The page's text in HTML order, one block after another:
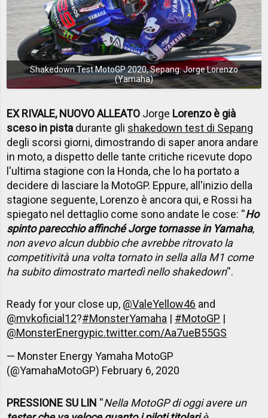
Shakedown Test MotoGP 2020, Sepang: Jorge Lorenzo
(Yamaha)
EX RIVALE, NUOVO ALLEATO Jorge Lorenzo è già
sceso in pista durante gli shakedown test di Sepang
degli scorsi giorni, dimostrando di saper anora andare
in moto, a dispetto delle tante critiche ricevute dopo
l'ultima stagione con la Honda, che lo ha portato a
decidere di lasciare la MotoGP. Eppure, all'inizio della
stagione seguente, Lorenzo è ancora qui, e Rossi ha
spiegato nel dettaglio come sono andate le cose: ''Ho
spinto parecchio affinché Jorge tornasse in Yamaha,
non avevo alcun dubbio che avrebbe ritrovato la
competitività una volta tornato in sella alla M1 come
ha subito dimostrato martedì nello shakedown''.
Ready for your close up, @ValeYellow46 and
@mvkoficial12?#MonsterYamaha | #MotoGP |
@MonsterEnergypic.twitter.com/Aa7ueB55GS
— Monster Energy Yamaha MotoGP
(@YamahaMotoGP) February 6, 2020
PRESSIONE SU LIN ''Nella MotoGP di oggi avere un